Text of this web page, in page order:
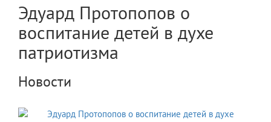
Эдуард Протопопов о
воспитание детей в духе
патриотизма
Новости